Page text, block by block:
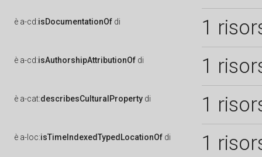
è a-cd:isDocumentationOf di 1
è a-cd:isAuthorshipAttributionOf di 1
è a-cat:describesCulturalProperty di 1
è a-loc:isTimeIndexedTypedLocationOf di 1